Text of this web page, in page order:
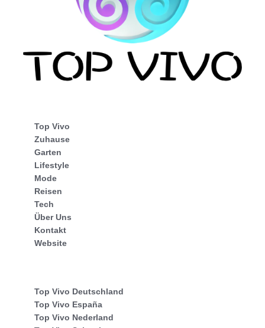
Top Vivo
Zuhause
Garten
Lifestyle
Mode
Reisen
Tech
Über Uns
Kontakt
Website
Top Vivo Deutschland
Top Vivo España
Top Vivo Nederland